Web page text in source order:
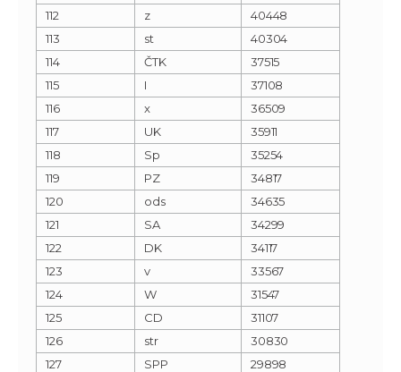
112
z
40448
113
st
40304
114
ČTK
37515
115
I
37108
116
x
36509
117
UK
35911
118
Sp
35254
119
PZ
34817
120
ods
34635
121
SA
34299
122
DK
34117
123
v
33567
124
W
31547
125
CD
31107
126
str
30830
127
SPP
29898